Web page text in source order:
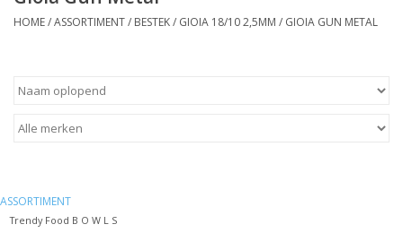
Catalogi
HOME/ASSORTIMENT/ BESTEK/ GIOIA 18/10 2,5MM / GIOIA GUN METAL
ASSORTIMENT
Trendy Food B O W L S